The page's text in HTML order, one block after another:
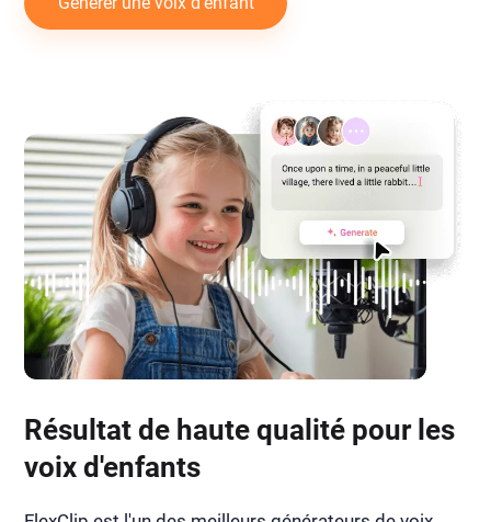
Résultat de haute qualité pour les
voix d'enfants